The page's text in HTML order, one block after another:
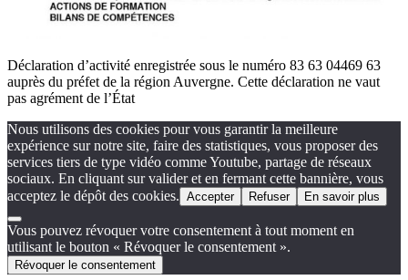
Déclaration d’activité enregistrée sous le numéro 83 63 04469 63
auprès du préfet de la région Auvergne. Cette déclaration ne vaut
pas agrément de l’État
Nous utilisons des cookies pour vous garantir la meilleure
expérience sur notre site, faire des statistiques, vous proposer des
services tiers de type vidéo comme Youtube, partage de réseaux
sociaux. En cliquant sur valider et en fermant cette bannière, vous
acceptez le dépôt des cookies. Accepter Refuser En savoir plus
Vous pouvez révoquer votre consentement à tout moment en
utilisant le bouton « Révoquer le consentement ».
Révoquer le consentement